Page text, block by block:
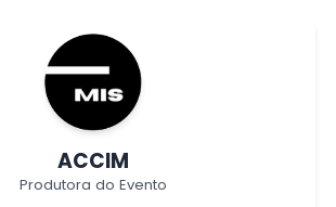
ACCIM
Produtora do Evento